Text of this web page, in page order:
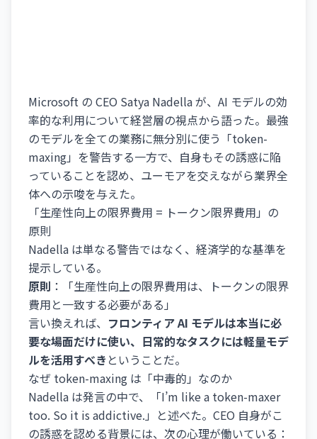
Microsoft の CEO Satya Nadella が、AI モデルの効
率的な利用について経営層の視点から語った。最強
のモデルを全ての業務に無分別に使う「token-
maxing」を警告する一方で、自身もその誘惑に陥
っていることを認め、ユーモアを交えながら業界全
体への示唆を与えた。
「生産性向上の限界費用 = トークン限界費用」の
原則
Nadella は単なる警告ではなく、経済学的な基準を
提示している。
原則 ：「生産性向上の限界費用は、トークンの限界
費用と一致する必要がある」
言い換えれば、 フロンティア AI モデルは本当に必
要な場面だけに使い、日常的なタスクには軽量モデ
ルを活用すべき ということだ。
なぜ token-maxing は「中毒的」なのか
Nadella は発言の中で、「I’m like a token-maxer
too. So it is addictive.」と述べた。CEO 自身がこ
の誘惑を認める背景には、次の心理が働いている：